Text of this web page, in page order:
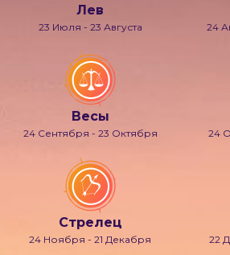
Лев
23 Июля - 23 Августа 24
Весы
24 Сентября - 23 Октября 24
Стрелец
24 Ноября - 21 Декабря 22